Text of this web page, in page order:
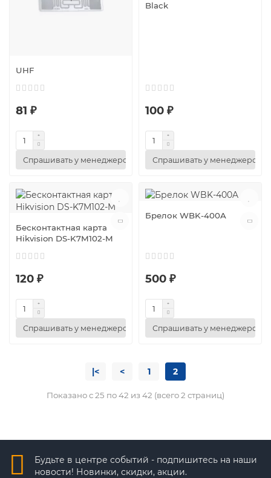
UHF
81 ₽
Спрашивать у менеджеров
Black
100 ₽
Спрашивать у менеджеров
Бесконтактная карта
Hikvision DS-K7M102-M
120 ₽
Спрашивать у менеджеров
Брелок WBK-400A
500 ₽
Спрашивать у менеджеров
|< < 1 2
Показано с 25 по 42 из 42 (всего 2 страниц)
Будьте в центре событий - подпишитесь на наши
новости! Новинки, скидки, акции.